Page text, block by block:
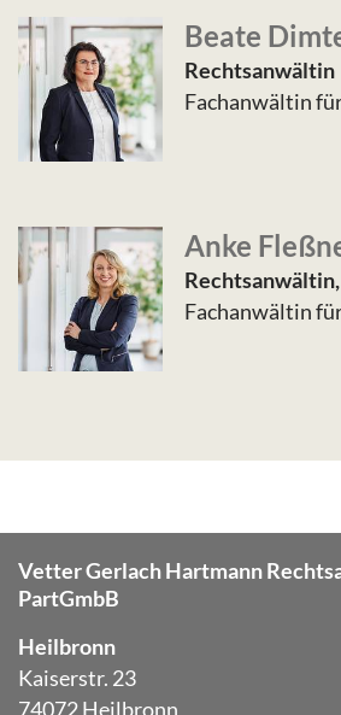
Beate
Rechtsanwältin
Fachanwältin
Anke
Fachanwältin
Vetter Gerlach Hartmann
PartGmbB
Heilbronn
Kaiserstr. 23
74072 Heilbronn